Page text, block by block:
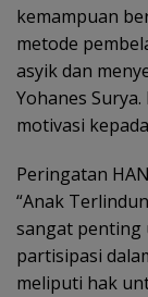
kemampuan
metode
asyik dan
Yohanes
motivasi
Peringatan
“Anak
sangat penting
partisipasi
meliputi hak